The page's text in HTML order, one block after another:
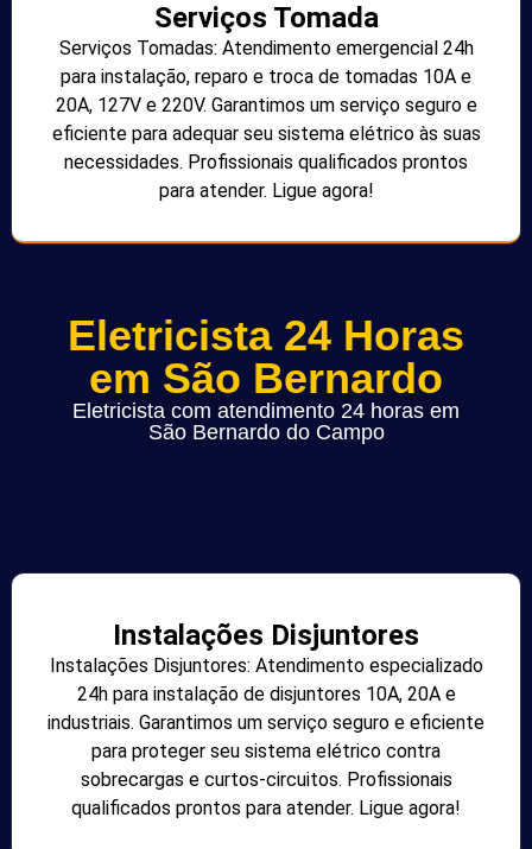
Serviços Tomada
Serviços Tomadas: Atendimento emergencial 24h
para instalação, reparo e troca de tomadas 10A e
20A, 127V e 220V. Garantimos um serviço seguro e
eficiente para adequar seu sistema elétrico às suas
necessidades. Profissionais qualificados prontos
para atender. Ligue agora!
Eletricista 24 Horas
em São Bernardo
Eletricista com atendimento 24 horas em
São Bernardo do Campo
Instalações Disjuntores
Instalações Disjuntores: Atendimento especializado
24h para instalação de disjuntores 10A, 20A e
industriais. Garantimos um serviço seguro e eficiente
para proteger seu sistema elétrico contra
sobrecargas e curtos-circuitos. Profissionais
qualificados prontos para atender. Ligue agora!